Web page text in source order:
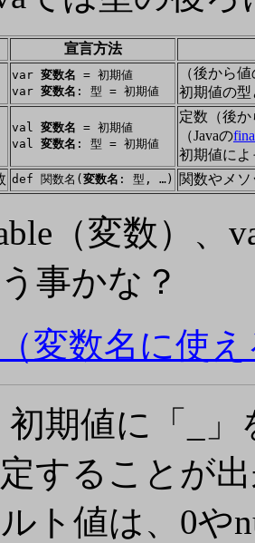
宣言方法
var 変数名 = 初期値
var 変数名 : 型 = 初期値
（後から
初期値の
val 変数名 = 初期値
val 変数名 : 型 = 初期値
定数 （後
（Javaの
初期値に
def 関数名( 変数名 : 型, …) 関数やメ
（変数）、
事かな？
変数名に使
初期値に「_」
することが
ルト値は、0や